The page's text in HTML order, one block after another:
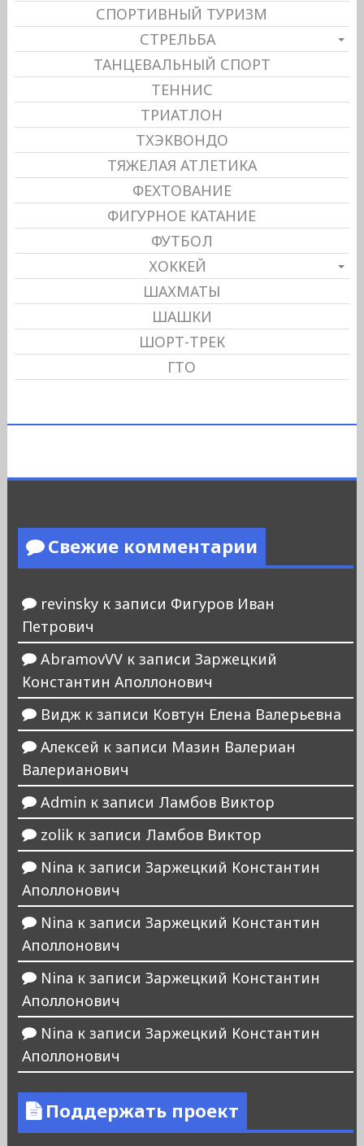
СПОРТИВНЫЙ ТУРИЗМ
СТРЕЛЬБА
ТАНЦЕВАЛЬНЫЙ СПОРТ
ТЕННИС
ТРИАТЛОН
ТХЭКВОНДО
ТЯЖЕЛАЯ АТЛЕТИКА
ФЕХТОВАНИЕ
ФИГУРНОЕ КАТАНИЕ
ФУТБОЛ
ХОККЕЙ
ШАХМАТЫ
ШАШКИ
ШОРТ-ТРЕК
ГТО
Свежие комментарии
revinskyк записи Фигуров Иван
Петрович
AbramovVVк записи Заржецкий
Константин Аполлонович
Виджк записи Ковтун Елена Валерьевна
Алексей к записи Мазин Валериан
Валерианович
Admin к записи Ламбов Виктор
zolikк записи Ламбов Виктор
Nina к записи Заржецкий Константин
Аполлонович
Nina к записи Заржецкий Константин
Аполлонович
Nina к записи Заржецкий Константин
Аполлонович
Nina к записи Заржецкий Константин
Аполлонович
Поддержать проект